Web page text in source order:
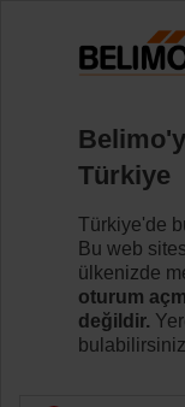
H6025X10-
Türkiye
Türkiye'de
Bu web
ülkenizde
oturum
değildir.